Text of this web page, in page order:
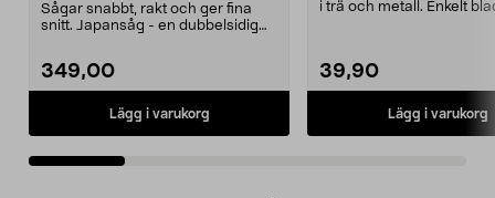
Sågar snabbt, rakt och ger fina
snitt. Japansåg - en dubbelsidig
349,00
Lägg i varukorg
i trä och metall. Enkelt
39,90
Lägg i varukorg